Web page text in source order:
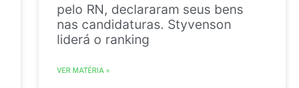
pelo RN, declararam seus bens
nas candidaturas. Styvenson
liderá o ranking
VER MATÉRIA »